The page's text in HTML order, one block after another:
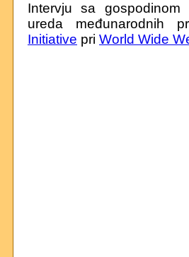
Intervju sa gospodinom
ureda međunarodnih
Initiative pri World Wide